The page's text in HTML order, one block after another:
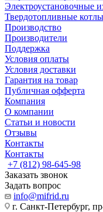
Электроустановочные
Твердотопливные котлы
Производство
Производители
Поддержка
Условия оплаты
Условия доставки
Гарантия на товар
Публичная офферта
Компания
О компании
Статьи и новости
Отзывы
Контакты
Контакты
+7 (812) 98-645-98
Заказать звонок
Задать вопрос
info@mifrid.ru
г. Санкт-Петербург,